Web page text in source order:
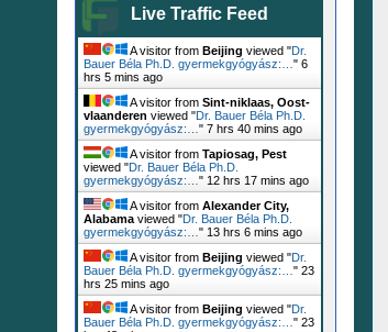
Live Traffic Feed
A visitor from Beijing viewed "Dr.
Bauer Béla Ph.D. gyermekgyógyász:… " 6
hrs 5 mins ago
A visitor from Sint-niklaas, Oost-
vlaanderen viewed "Dr. Bauer Béla Ph.D.
gyermekgyógyász:… " 7 hrs 40 mins ago
A visitor from Tapiosag, Pest
viewed "Dr. Bauer Béla Ph.D.
gyermekgyógyász:… " 12 hrs 18 mins ago
A visitor from Alexander City,
Alabama viewed "Dr. Bauer Béla Ph.D.
gyermekgyógyász:… " 13 hrs 6 mins ago
A visitor from Beijing viewed "Dr.
Bauer Béla Ph.D. gyermekgyógyász:… " 23
hrs 26 mins ago
A visitor from Beijing viewed "Dr.
Bauer Béla Ph.D. gyermekgyógyász:… " 23